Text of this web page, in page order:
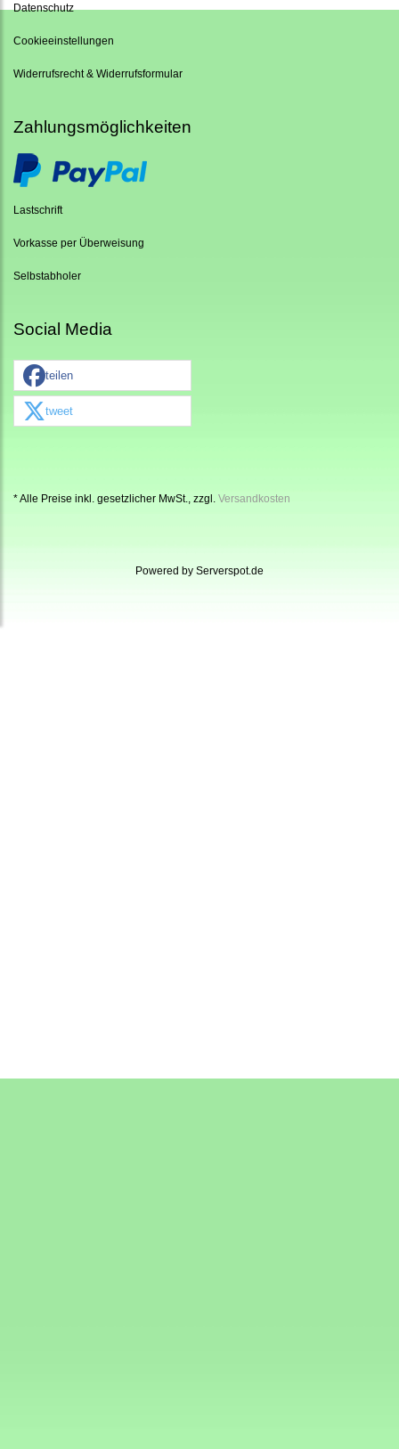
Datenschutz
Cookieeinstellungen
Widerrufsrecht & Widerrufsformular
Zahlungsmöglichkeiten
Lastschrift
Vorkasse per Überweisung
Selbstabholer
Social Media
teilen
tweet
* Alle Preise inkl. gesetzlicher MwSt., zzgl. Versandkosten
Powered by Serverspot.de